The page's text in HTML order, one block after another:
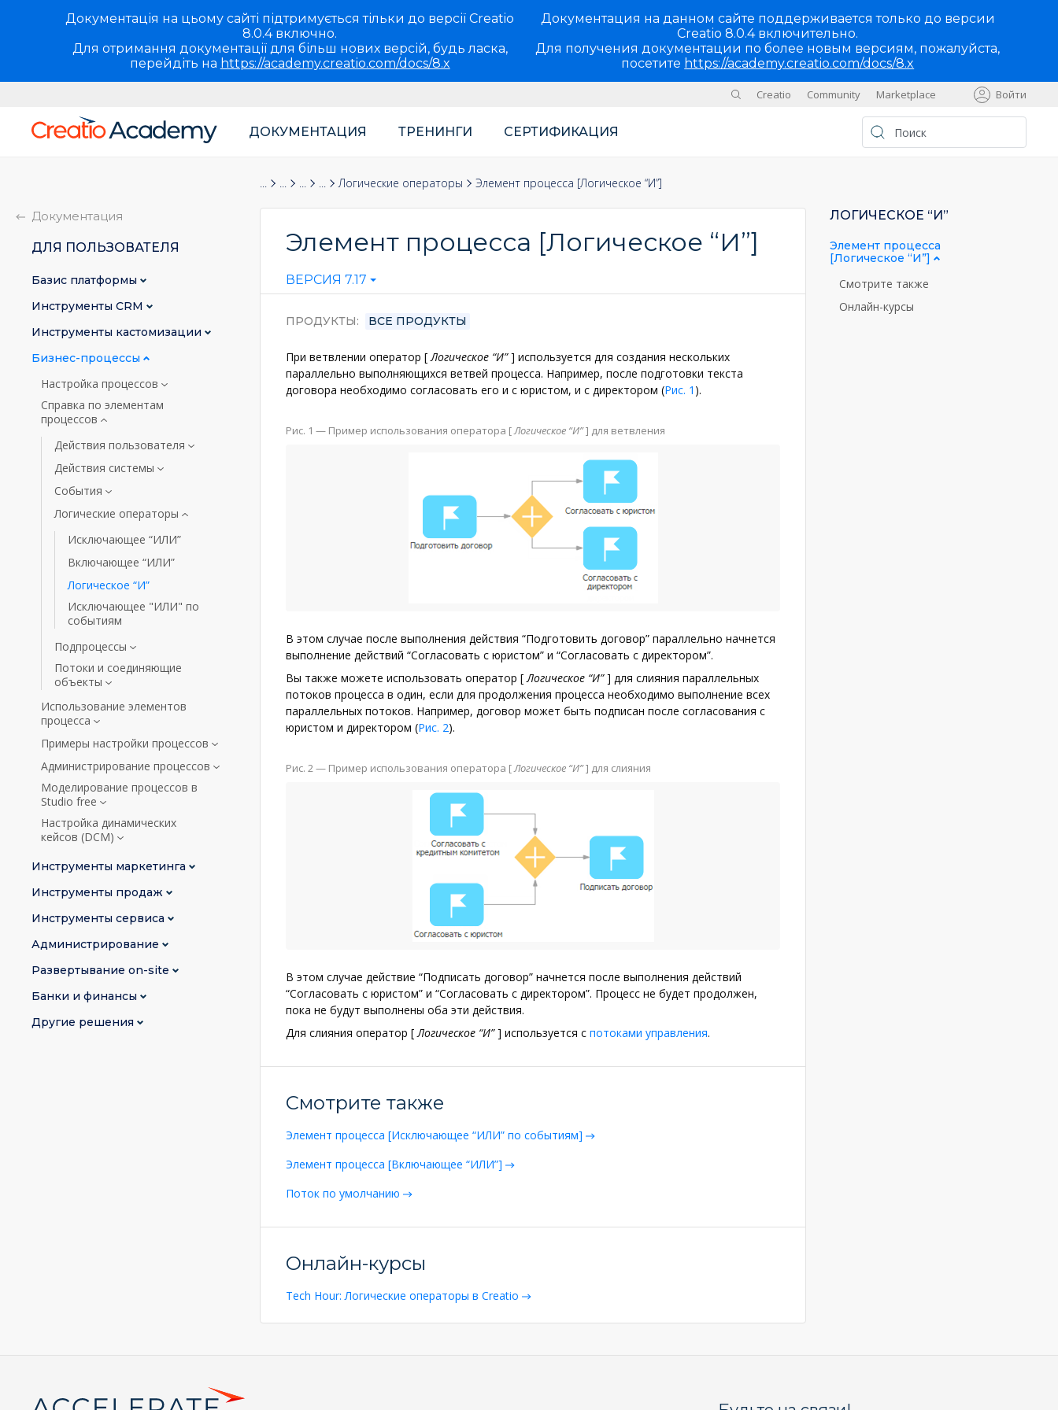
Документація на цьому сайті підтримується тільки до версії Creatio
8.0.4 включно.
Для отримання документації для більш нових версій, будь ласка,
перейдіть на https://academy.creatio.com/docs/8.x
Документация на данном сайте поддерживается только до версии
Creatio 8.0.4 включительно.
Для получения документации по более новым версиям, пожалуйста,
посетите https://academy.creatio.com/docs/8.x
Creatio Community Marketplace Войти
Основная
ДОКУМЕНТАЦИЯ ТРЕНИНГИ СЕРТИФИКАЦИЯ
Документация
Для пользователя
Бизнес-процессы
Справка по элементам процессов
Логические операторы Элемент процесса [Логическое “И”]
Элемент процесса [Логическое “И”]
ВЕРСИЯ 7.17
ПРОДУКТЫ ВСЕ ПРОДУКТЫ
При ветвлении оператор [ Логическое “И” ] используется для создания нескольких
параллельно выполняющихся ветвей процесса. Например, после подготовки текста
договора необходимо согласовать его и с юристом, и с директором (Рис. 1 ).
Рис. 1 — Пример использования оператора [Логическое “И”] для ветвления
В этом случае после выполнения действия “Подготовить договор” параллельно начнется
выполнение действий “Согласовать с юристом” и “Согласовать с директором”.
Вы также можете использовать оператор [ Логическое “И” ] для слияния параллельных
потоков процесса в один, если для продолжения процесса необходимо выполнение всех
параллельных потоков. Например, договор может быть подписан после согласования с
юристом и директором (Рис. 2).
Рис. 2— Пример использования оператора [Логическое “И”] для слияния
В этом случае действие “Подписать договор” начнется после выполнения действий
“Согласовать с юристом” и “Согласовать с директором”. Процесс не будет продолжен,
пока не будут выполнены оба эти действия.
Для слияния оператор [ Логическое “И” ] используется с потоками управления.
Смотрите также
Элемент процесса [Исключающее “ИЛИ” по событиям]
Элемент процесса [Включающее “ИЛИ”]
Поток по умолчанию
Онлайн-курсы
Tech Hour: Логические операторы в Creatio
Документация
ДЛЯ ПОЛЬЗОВАТЕЛЯ
Базис платформы
Инструменты CRM
Инструменты кастомизации
Бизнес-процессы
Настройка процессов
Справка по элементам
процессов
Действия пользователя
Действия системы
События
Логические операторы
Исключающее “ИЛИ”
Включающее “ИЛИ”
Логическое “И”
Исключающее "ИЛИ" по
событиям
Подпроцессы
Потоки и соединяющие
объекты
Использование элементов
процесса
Примеры настройки процессов
Администрирование процессов
Моделирование процессов в
Studio free
Настройка динамических
кейсов (DCM)
Инструменты маркетинга
Инструменты продаж
Инструменты сервиса
Администрирование
Развертывание on-site
Банки и финансы
Другие решения
ЛОГИЧЕСКОЕ “И”
Элемент процесса
[Логическое “И”]
Смотрите также
Онлайн-курсы